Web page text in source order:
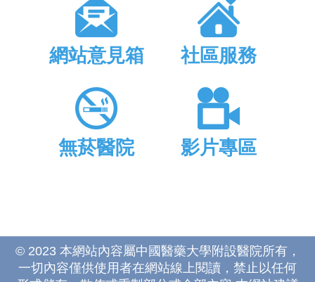
網站意見箱 社區服務
無菸醫院 影片專區
© 2023 本網站內容屬中國醫藥大學附設醫院所有，
一切內容僅供使用者在網站線上閱讀，禁止以任何